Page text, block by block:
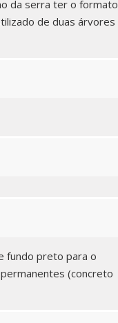
da serra ter o formato
de duas árvores
fundo preto para o
(concreto